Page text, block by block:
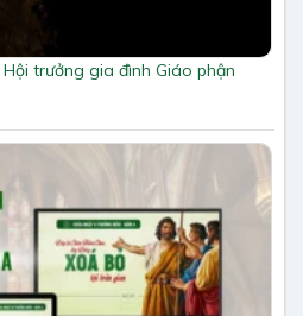
trưởng gia đình Giáo phận